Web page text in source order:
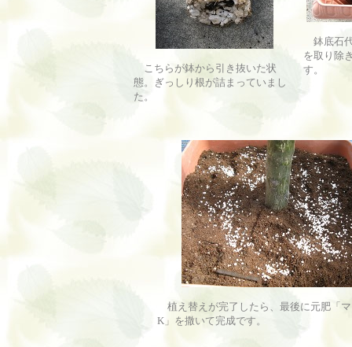
こちらが鉢から引き抜いた状
態。ぎっしり根が詰まっていまし
た。
鉢底石
を取り除
す。
植え替えが完了したら、最後に元肥「
K」を撒いて完成です。